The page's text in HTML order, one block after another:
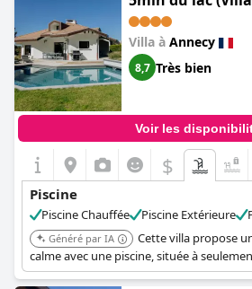
piscine, jardin,
proche lac)
Villa à Annecy
8,7 Très bien
Voir les
$
Piscine
Piscine Chauffée Piscine Extérieure
Généré par IA
Cette villa propose
calme avec une piscine, située à